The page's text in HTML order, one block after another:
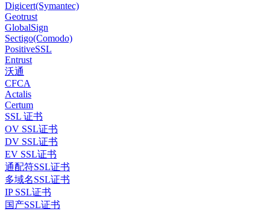
Digicert(Symantec)
Geotrust
GlobalSign
Sectigo(Comodo)
PositiveSSL
Entrust
沃通
CFCA
Actalis
Certum
SSL 证书
OV SSL证书
DV SSL证书
EV SSL证书
通配符SSL证书
多域名SSL证书
IP SSL证书
国产SSL证书